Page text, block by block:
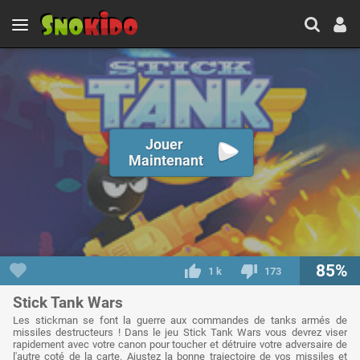
Jouer
Maintenant
1 k 173 85%
Stick Tank Wars
Les stickman se font la guerre aux commandes de tanks armés de
missiles destructeurs ! Dans le jeu Stick Tank Wars vous devrez viser
rapidement avec votre canon pour toucher et détruire votre adversaire de
l'autre coté de la carte. Ajustez la bonne trajectoire de vos missiles et